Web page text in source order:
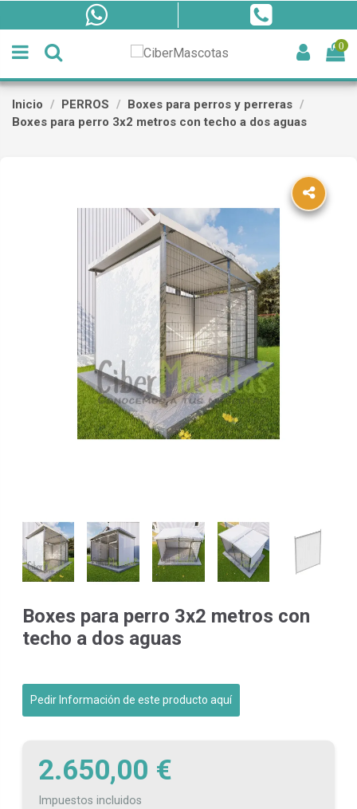
0
Inicio PERROS
Boxes para perros y perreras
Boxes para perro 3x2 metros con techo a dos aguas
Boxes para perro 3x2 metros con
techo a dos aguas
Pedir Información de este producto aquí
2.650,00 €
Impuestos incluidos